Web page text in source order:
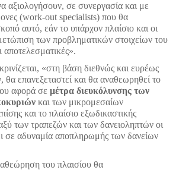
αξιολογήσουν, σε συνεργασία και με
(work-out specialists) που θα
αυτό, εάν το υπάρχον πλαίσιο και οι
των προβληματικών στοιχείων του
αποτελεσματικές».
«στη βάση διεθνώς και ευρέως
επανεξεταστεί και θα αναθεωρηθεί το
αφορά σε μέτρα διευκόλυνσης των
και των μικρομεσαίων
και το πλαίσιο εξωδικαστικής
των τραπεζών και των δανειοληπτών οι
σε αδυναμία αποπληρωμής των δανείων
του πλαισίου θα